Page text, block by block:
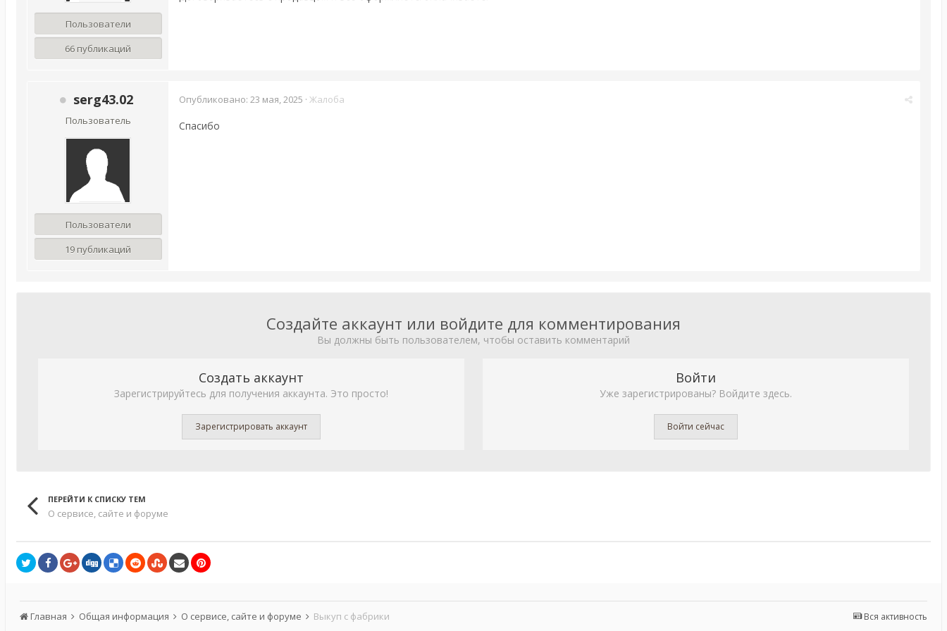
Пользователи
66 публикаций
serg43.02
Пользователь
Пользователи
19 публикаций
Опубликовано: 23 мая, 2025 · Жалоба
Спасибо
Создайте аккаунт или войдите для комментирования
Вы должны быть пользователем, чтобы оставить комментарий
Создать аккаунт
Зарегистрируйтесь для получения аккаунта. Это просто!
Зарегистрировать аккаунт
Войти
Уже зарегистрированы? Войдите здесь.
Войти сейчас
ПЕРЕЙТИ К СПИСКУ ТЕМ
О сервисе, сайте и форуме
Вся активность
Главная Общая информация О сервисе, сайте и форуме Выкуп с фабрики